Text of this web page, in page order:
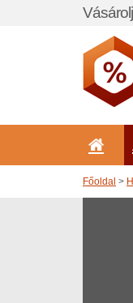
Főoldal > H